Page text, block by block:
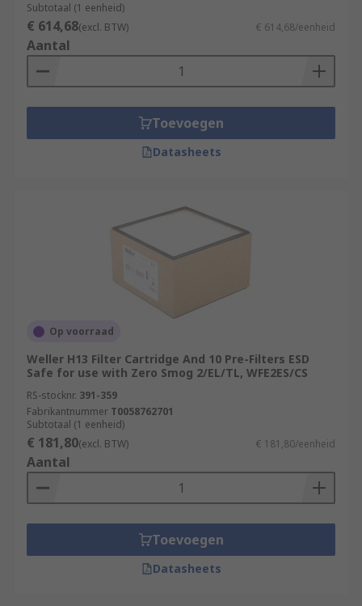
Subtotaal (1 eenheid)
€ 614,68(excl. BTW) € 614,68/eenheid
Aantal
Toevoegen
Datasheets
Op voorraad
Weller H13 Filter Cartridge And 10 Pre-Filters ESD
Safe for use with Zero Smog 2/EL/TL, WFE2ES/CS
RS-stocknr. 391-359
Fabrikantnummer T0058762701
Subtotaal (1 eenheid)
€ 181,80(excl. BTW) € 181,80/eenheid
Aantal
Toevoegen
Datasheets